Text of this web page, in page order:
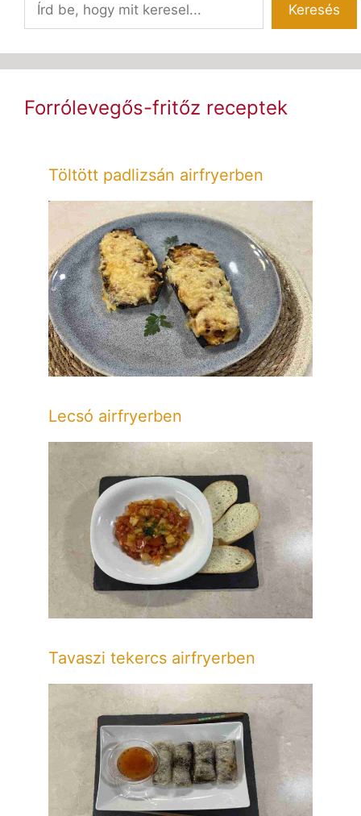
Keresés
Forrólevegős-fritőz receptek
Töltött padlizsán airfryerben
Lecsó airfryerben
Tavaszi tekercs airfryerben